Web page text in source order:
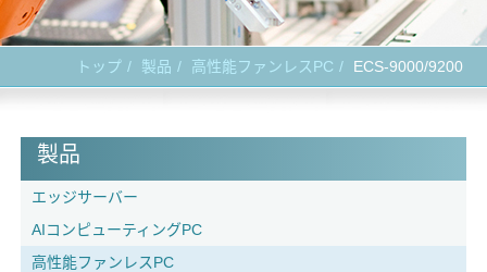
トップ 製品 高性能ファンレスPC ECS-9000/9200
製品
エッジサーバー
AIコンピューティングPC
高性能ファンレスPC